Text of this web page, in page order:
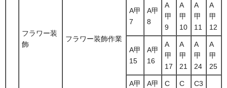
フラワー装
飾
フラワー装飾作業
A甲
7
A甲
8
A
甲
9
A
甲
10
A
甲
11
A
甲
12
A甲
15
A甲
16
A
甲
17
A
甲
21
A
甲
24
A
甲
25
A甲
A甲
C
C
C3